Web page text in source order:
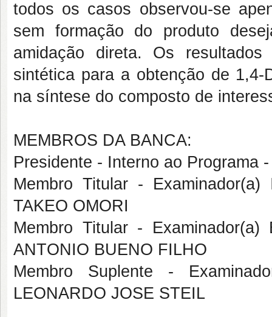
todos os casos observou-se
sem formação do produto
amidação direta. Os
sintética para a obtenção de 1,4-
na síntese do composto de
MEMBROS DA BANCA:
Presidente - Interno ao Programa
Membro Titular -
TAKEO OMORI
Membro Titular -
ANTONIO BUENO FILHO
Membro Suplente -
LEONARDO JOSE STEIL